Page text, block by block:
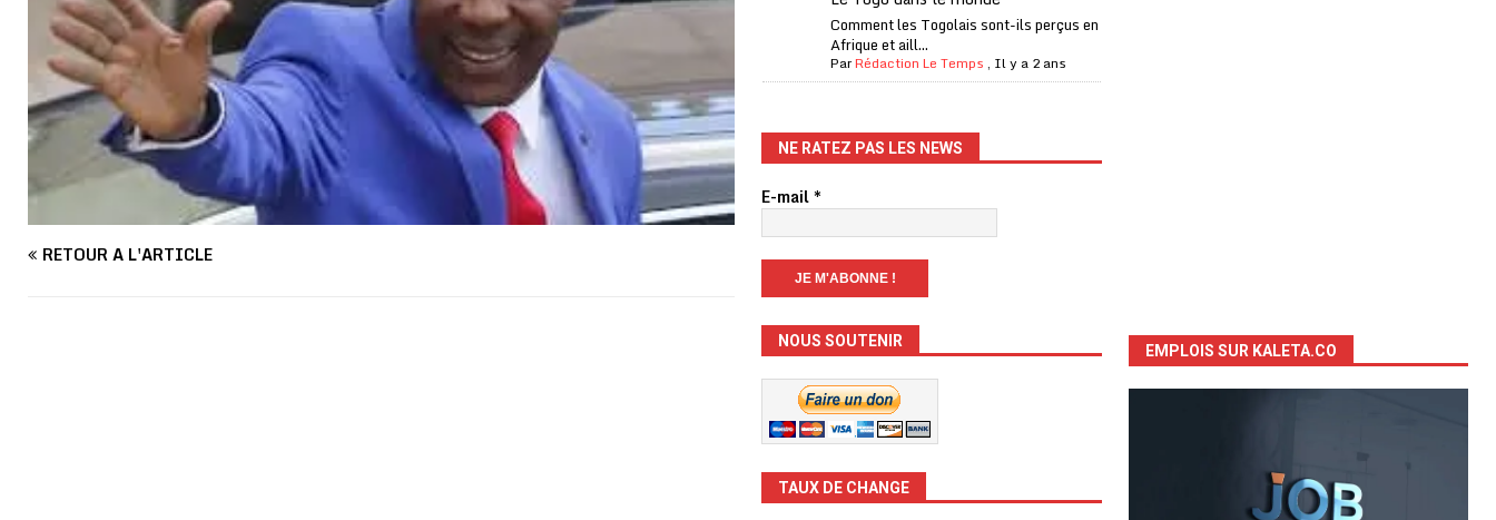
RETOUR À L'ARTICLE
Comment les Togolais sont-ils perçus en
Afrique et aill...
ParRédaction Le Temps , Il y a 2 ans
NE RATEZ PAS LES NEWS
E-mail*
NOUS SOUTENIR
TAUX DE CHANGE
EMPLOIS SUR KALETA.CO